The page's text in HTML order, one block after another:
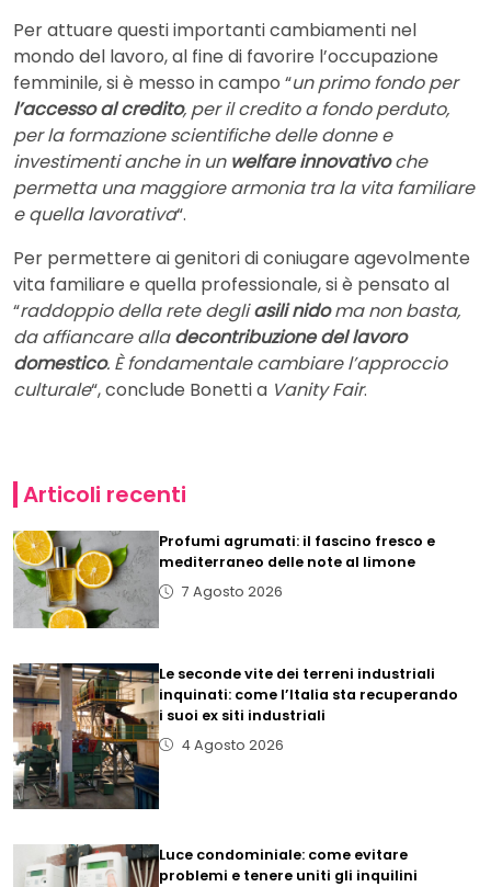
Per attuare questi importanti cambiamenti nel
mondo del lavoro, al fine di favorire l’occupazione
femminile, si è messo in campo “un primo fondo per
l’accesso al credito, per il credito a fondo perduto,
per la formazione scientifiche delle donne e
investimenti anche in un welfare innovativoche
permetta una maggiore armonia tra la vita familiare
e quella lavorativa“.
Per permettere ai genitori di coniugare agevolmente
vita familiare e quella professionale, si è pensato al
“raddoppio della rete degliasili nidoma non basta,
da affiancare alladecontribuzione del lavoro
domestico. È fondamentale cambiare l’approccio
culturale“, conclude Bonetti a Vanity Fair.
Articoli recenti
Profumi agrumati: il fascino fresco e
mediterraneo delle note al limone
7 Agosto 2026
Le seconde vite dei terreni industriali
inquinati: come l’Italia sta recuperando
i suoi ex siti industriali
4 Agosto 2026
Luce condominiale: come evitare
problemi e tenere uniti gli inquilini